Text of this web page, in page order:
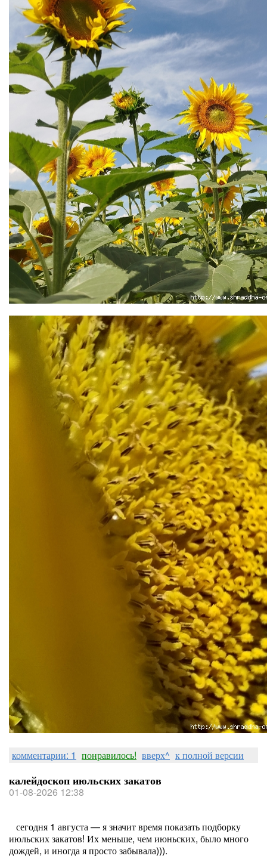
комментарии: 1 понравилось! вверх^ к полной версии
калейдоскоп июльских закатов
01-08-2026 12:38
сегодня 1 августа — я значит время показать подборку
июльских закатов! Их меньше, чем июньских, было много
дождей, и иногда я просто забывала))).